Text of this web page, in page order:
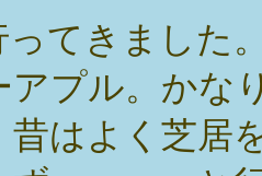
ってきました
アプル。かな
昔はよく芝居